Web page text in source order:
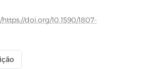
doi.org/10.1590/1807-